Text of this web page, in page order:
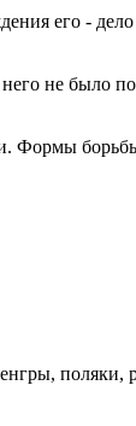
его -
не было
Формы